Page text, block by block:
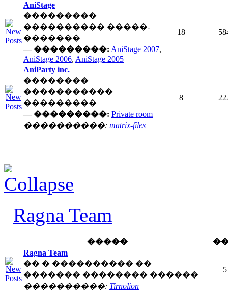
AniStage
���������
���������� �����-
�������
— ���������: AniStage 2007,
AniStage 2006, AniStage 2005
18
AniParty inc.
��������
�����������
���������
— ���������: Private room
����������: matrix-files
8
Ragna Team
�����
Ragna Team
�� � ���������� ��
������� �������� ������
����������: Tirnolion
5